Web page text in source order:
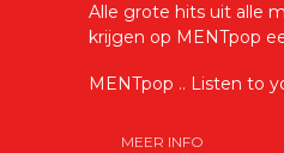
Alle grote hits uit alle
krijgen op MENTpop
MENTpop .. Listen to
MEER INFO